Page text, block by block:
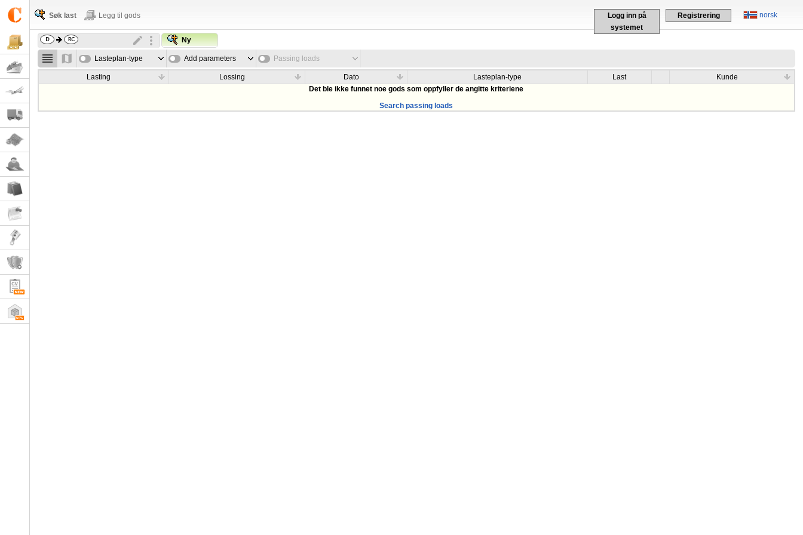
norsk
Logg inn på
systemet
Registrering
Søk last Legg til gods
Ny
Lasteplan-type Add parameters Passing loads
Lasting Lossing Dato Lasteplan-type Last
Kunde
Det ble ikke funnet noe gods som oppfyller de angitte kriteriene
Search passing loads